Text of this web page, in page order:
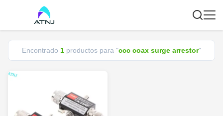
Encontrado 1 productos para "ccc coax surge arrestor"